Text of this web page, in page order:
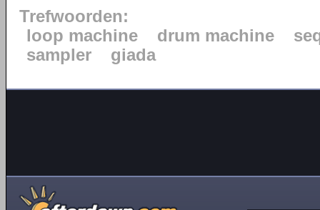
Trefwoorden:
loop machine
drum machine
sampler
giada